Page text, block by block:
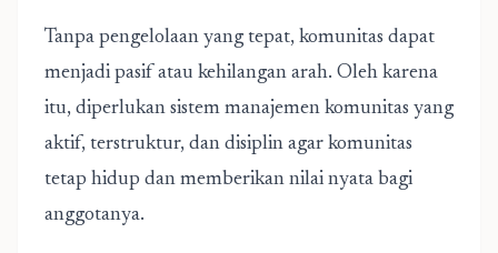
Tanpa pengelolaan yang tepat, komunitas dapat
menjadi pasif atau kehilangan arah. Oleh karena
itu, diperlukan sistem manajemen komunitas yang
aktif, terstruktur, dan disiplin agar komunitas
tetap hidup dan memberikan nilai nyata bagi
anggotanya.